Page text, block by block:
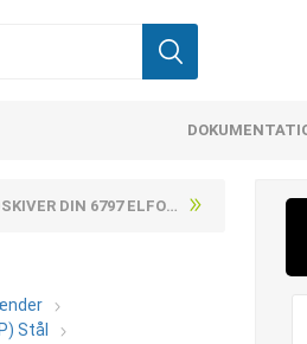
(8 TLP) FJEDERSTÅL MED UDVENDIG TÆNDER TYPE A 10,5 (250 STK)
Stål